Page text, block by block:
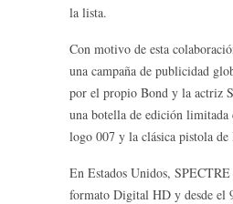
la lista.
Con motivo de esta
una campaña de publicidad
por el propio Bond y la actriz
una botella de edición limitada
logo 007 y la clásica pistola de
En Estados Unidos, SPECTRE
formato Digital HD y desde el